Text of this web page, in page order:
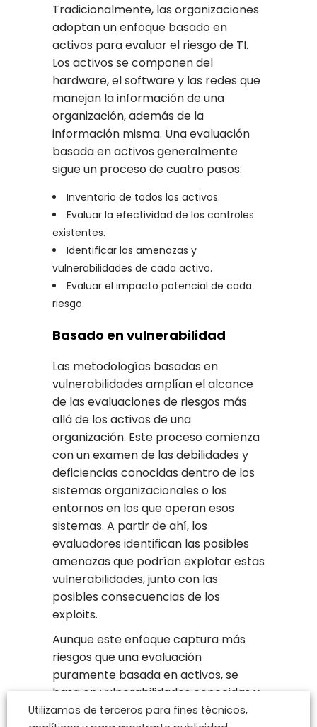
Tradicionalmente, las organizaciones
adoptan un enfoque basado en
activos para evaluar el riesgo de TI.
Los activos se componen del
hardware, el software y las redes que
manejan la información de una
organización, además de la
información misma. Una evaluación
basada en activos generalmente
sigue un proceso de cuatro pasos:
Inventario de todos los activos.
Evaluar la efectividad de los controles
existentes.
Identificar las amenazas y
vulnerabilidades de cada activo.
Evaluar el impacto potencial de cada
riesgo.
Basado en vulnerabilidad
Las metodologías basadas en
vulnerabilidades amplían el alcance
de las evaluaciones de riesgos más
allá de los activos de una
organización. Este proceso comienza
con un examen de las debilidades y
deficiencias conocidas dentro de los
sistemas organizacionales o los
entornos en los que operan esos
sistemas. A partir de ahí, los
evaluadores identifican las posibles
amenazas que podrían explotar estas
vulnerabilidades, junto con las
posibles consecuencias de los
exploits.
Aunque este enfoque captura más
riesgos que una evaluación
puramente basada en activos, se
basa en vulnerabilidades conocidas y
es posible que no capture toda la
Utilizamos de terceros para fines técnicos,